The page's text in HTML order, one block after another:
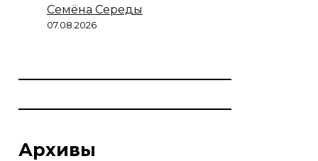
Семёна Середы
07.08.2026
Архивы